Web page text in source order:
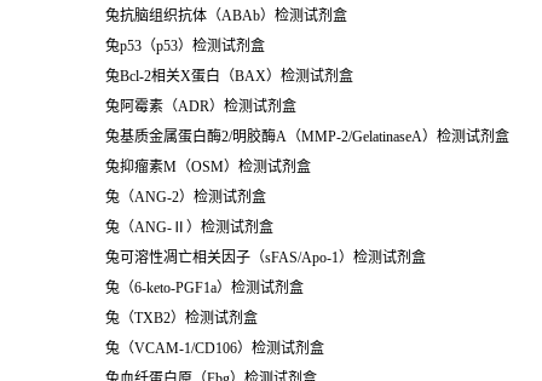
兔抗脑组织抗体（ABAb）检测试剂盒
兔p53 （p53）检测试剂盒
兔Bcl-2相关X蛋白（BAX）检测试剂盒
兔阿霉素（ADR）检测试剂盒
兔基质金属蛋白酶2/明胶酶A （MMP-2/GelatinaseA）检测试剂盒
兔抑瘤素M （OSM）检测试剂盒
兔 （ANG-2）检测试剂盒
兔 （ANG-Ⅱ）检测试剂盒
兔可溶性凋亡相关因子（sFAS/Apo-1）检测试剂盒
兔 （6-keto-PGF1a）检测试剂盒
兔 （TXB2）检测试剂盒
兔 （VCAM-1/CD106）检测试剂盒